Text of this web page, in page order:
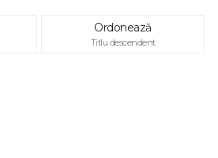
Ordonează
Titlu descendent